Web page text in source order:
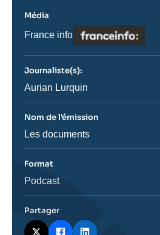
Média
Nom
journal,
ou
émission
France info
Logo
Journaliste(s):
Journaliste
Aurian Lurquin
Nom de l'émission
Nom
Les documents
Format
Catégorie
Podcast
Partager